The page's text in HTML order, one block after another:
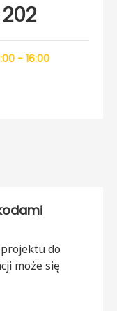
- 16:00
do
może się